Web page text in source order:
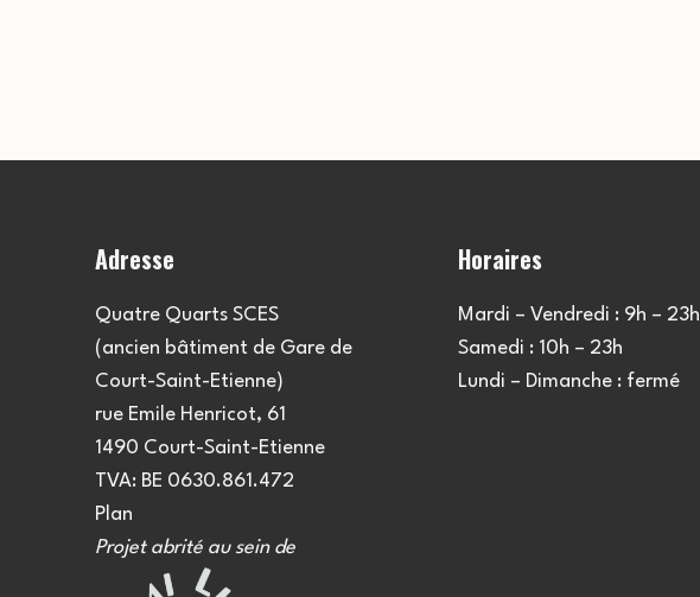
Adresse
Quatre Quarts SCES
(ancien bâtiment de Gare de
Court-Saint-Etienne)
rue Emile Henricot, 61
1490 Court-Saint-Etienne
TVA: BE 0630.861.472
Plan
Projet abrité au sein de
Horaires
Mardi – Vendredi : 9h – 23h
Samedi : 10h – 23h
Lundi – Dimanche : fermé